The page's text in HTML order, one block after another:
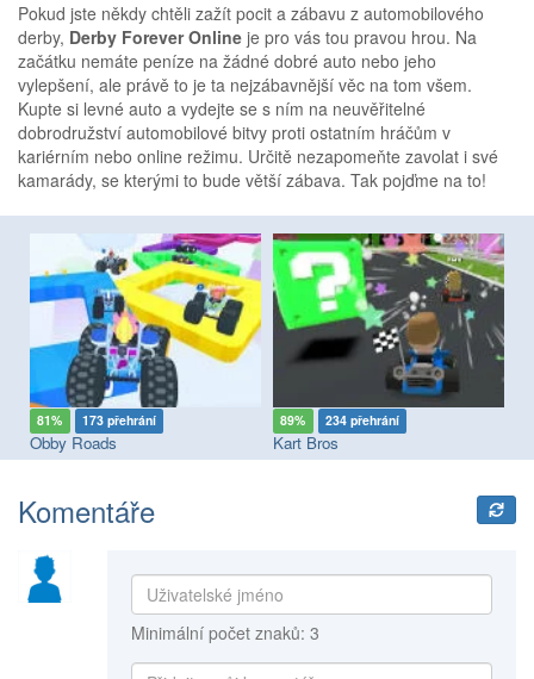
Pokud jste někdy chtěli zažít pocit a zábavu z automobilového
derby, Derby Forever Online je pro vás tou pravou hrou. Na
začátku nemáte peníze na žádné dobré auto nebo jeho
vylepšení, ale právě to je ta nejzábavnější věc na tom všem.
Kupte si levné auto a vydejte se s ním na neuvěřitelné
dobrodružství automobilové bitvy proti ostatním hráčům v
kariérním nebo online režimu. Určitě nezapomeňte zavolat i své
kamarády, se kterými to bude větší zábava. Tak pojďme na to!
81% 173 přehrání
Obby Roads
89% 234 přehrání
Kart Bros
Komentáře
Minimální počet znaků: 3